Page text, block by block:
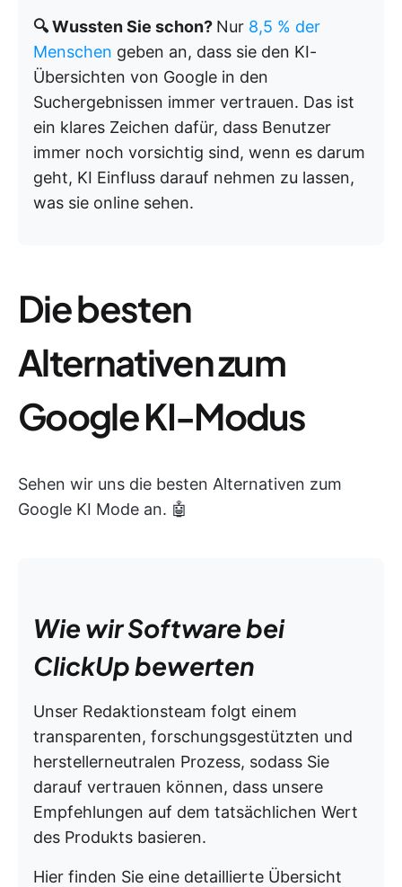
🔍 Wussten Sie schon? Nur 8,5 % der
Menschen geben an, dass sie den KI-
Übersichten von Google in den
Suchergebnissen immer vertrauen. Das ist
ein klares Zeichen dafür, dass Benutzer
immer noch vorsichtig sind, wenn es darum
geht, KI Einfluss darauf nehmen zu lassen,
was sie online sehen.
Die besten
Alternativen zum
Google KI-Modus
Sehen wir uns die besten Alternativen zum
Google KI Mode an. 🤖
Wie wir Software bei
ClickUp bewerten
Unser Redaktionsteam folgt einem
transparenten, forschungsgestützten und
herstellerneutralen Prozess, sodass Sie
darauf vertrauen können, dass unsere
Empfehlungen auf dem tatsächlichen Wert
des Produkts basieren.
Hier finden Sie eine detaillierte Übersicht